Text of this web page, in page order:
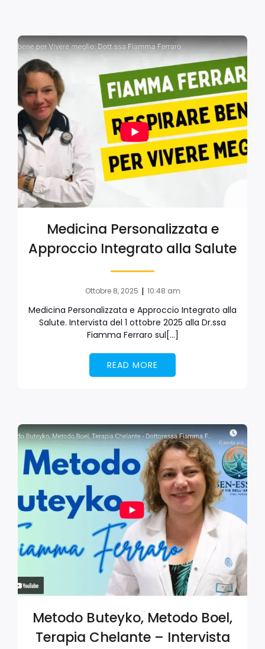
Medicina Personalizzata e
Approccio Integrato alla Salute
Ottobre 8, 2025 | 10:48 am
Medicina Personalizzata e Approccio Integrato alla
Salute. Intervista del 1 ottobre 2025 alla Dr.ssa
Fiamma Ferraro sul[…]
READ MORE
Metodo Buteyko, Metodo Boel,
Terapia Chelante – Intervista